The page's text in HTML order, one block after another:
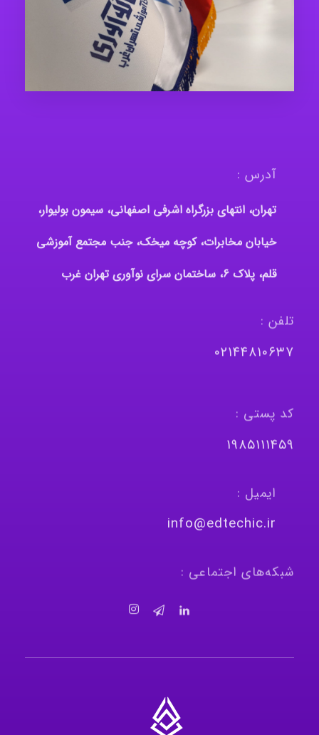
آدرس :
تهران، انتهای بزرگراه اشرفی اصفهانی، سیمون بولیوار،
خیابان مخابرات، کوچه میخک، جنب مجتمع آموزشی
قلم، پلاک 6، ساختمان سرای نوآوری تهران غرب
تلفن :
٠٢١٤٤٨١٠٦٣٧
کد پستی :
١٩٨٥١١١٤٥٩
ایمیل :
info@edtechic.ir
شبکه‌های اجتماعی :